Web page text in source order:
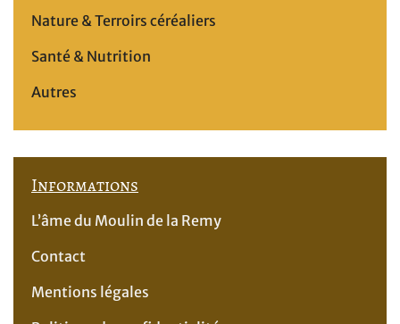
Nature & Terroirs céréaliers
Santé & Nutrition
Autres
Informations
L’âme du Moulin de la Remy
Contact
Mentions légales